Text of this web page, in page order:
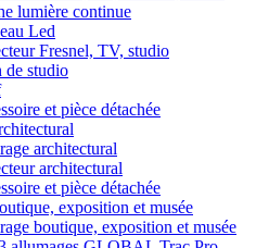
lumière continue
Led
Fresnel, TV, studio
de studio
et pièce détachée
architectural
architectural
et pièce détachée
exposition et musée
boutique, exposition et musée